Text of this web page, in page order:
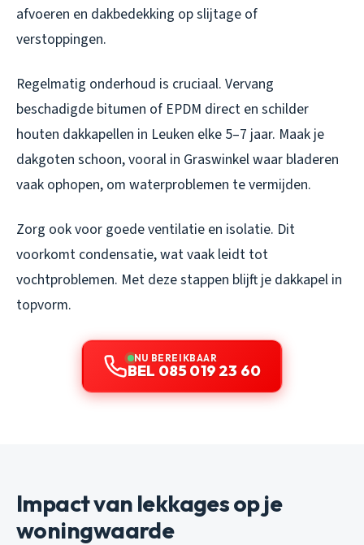
afvoeren en dakbedekking op slijtage of
verstoppingen.
Regelmatig onderhoud is cruciaal. Vervang
beschadigde bitumen of EPDM direct en schilder
houten dakkapellen in Leuken elke 5–7 jaar. Maak je
dakgoten schoon, vooral in Graswinkel waar bladeren
vaak ophopen, om waterproblemen te vermijden.
Zorg ook voor goede ventilatie en isolatie. Dit
voorkomt condensatie, wat vaak leidt tot
vochtproblemen. Met deze stappen blijft je dakkapel in
topvorm.
NU BEREIKBAAR
BEL 085 019 23 60
Impact van lekkages op je
woningwaarde